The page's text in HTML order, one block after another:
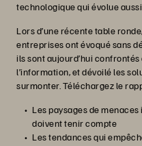
technologique qui évolue
Lors d’une récente table
entreprises ont évoqué sans
ils sont aujourd’hui
l’information, et dévoilé les
surmonter. Téléchargez le
Les paysages de
doivent tenir compte
Les tendances qui